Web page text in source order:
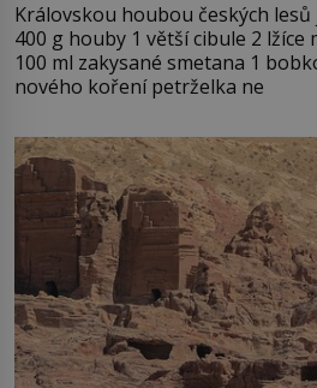
Královskou houbou českých lesů je
400 g houby 1 větší cibule 2 lžíce
100 ml zakysané smetana 1
nového koření petrželka ne